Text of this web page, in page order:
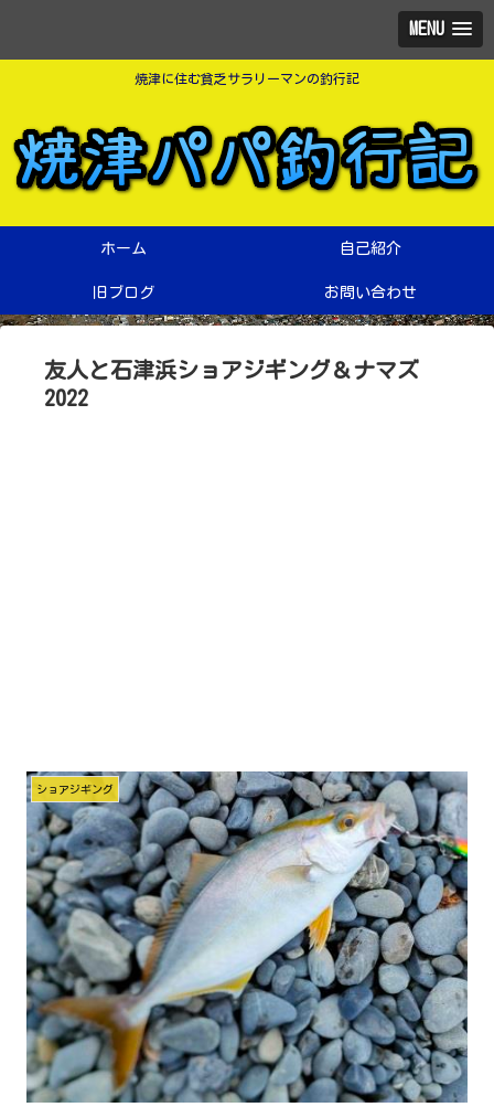
MENU
焼津に住む貧乏サラリーマンの釣行記
ホーム 自己紹介
旧ブログ お問い合わせ
友人と石津浜ショアジギング＆ナマズ
2022
ショアジギング